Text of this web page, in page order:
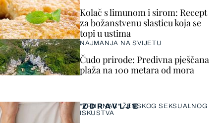
ZDRAVLJE
"VRHUNAC" ŽENSKOG SEKSUALNOG
ISKUSTVA
Kolač s limunom i sirom: Recept
za božanstvenu slasticu koja se
topi u ustima
NAJMANJA NA SVIJETU
Čudo prirode: Predivna pješčana
plaža na 100 metara od mora